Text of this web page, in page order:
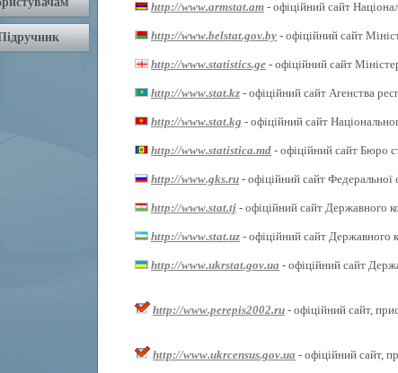
http://www.armstat.am - офіційний сайт
http://www.belstat.gov.by - офіційний сайт
http://www.statistics.ge - офіційний сайт
http://www.stat.kz - офіційний сайт Агенства
http://www.stat.kg - офіційний сайт
http://www.statistica.md - офіційний сайт Бюро
http://www.gks.ru - офіційний сайт Федеральної
http://www.stat.tj - офіційний сайт Державного
http://www.stat.uz - офіційний сайт Державного
http://www.ukrstat.gov.ua - офіційний сайт
http://www.perepis2002.ru - офіційний сайт,
http://www.ukrcensus.gov.ua - офіційний сайт,